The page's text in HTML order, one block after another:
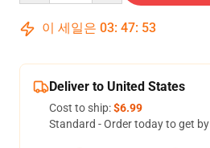
이 세일은 03: 47: 53
Deliver to United States
Cost to ship:$6.99
Standard - Order today to get by